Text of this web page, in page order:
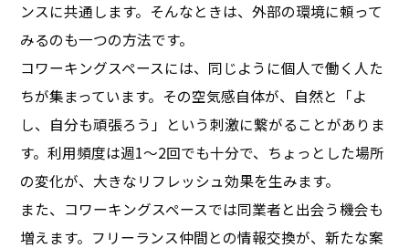
ンスに共通します。そんなときは、外部の環境に頼って
みるのも一つの方法です。
コワーキングスペースには、同じように個人で働く人た
ちが集まっています。その空気感自体が、自然と「よ
し、自分も頑張ろう」という刺激に繋がることがありま
す。利用頻度は週1〜2回でも十分で、ちょっとした場所
の変化が、大きなリフレッシュ効果を生みます。
また、コワーキングスペースでは同業者と出会う機会も
増えます。フリーランス仲間との情報交換が、新たな案